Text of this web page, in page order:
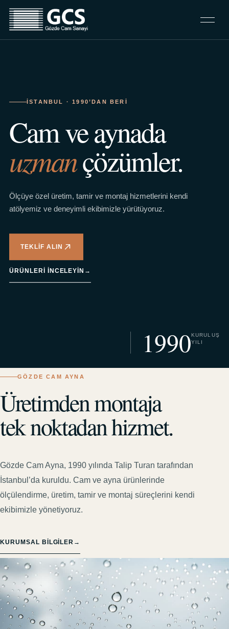
İSTANBUL · 1990’DAN BERI
Cam ve aynada
uzmançözümler.
Ölçüye özel üretim, tamir ve montaj hizmetlerini kendi
atölyemiz ve deneyimli ekibimizle yürütüyoruz.
TEKLIF ALIN
ÜRÜNLERI INCELEYIN →
1990KURULUŞ
YILI
GÖZDE CAM AYNA
Üretimden montaja
tek noktadan hizmet.
Gözde Cam Ayna, 1990 yılında Talip Turan tarafından
İstanbul’da kuruldu. Cam ve ayna ürünlerinde
ölçülendirme, üretim, tamir ve montaj süreçlerini kendi
ekibimizle yönetiyoruz.
KURUMSAL BILGILER →